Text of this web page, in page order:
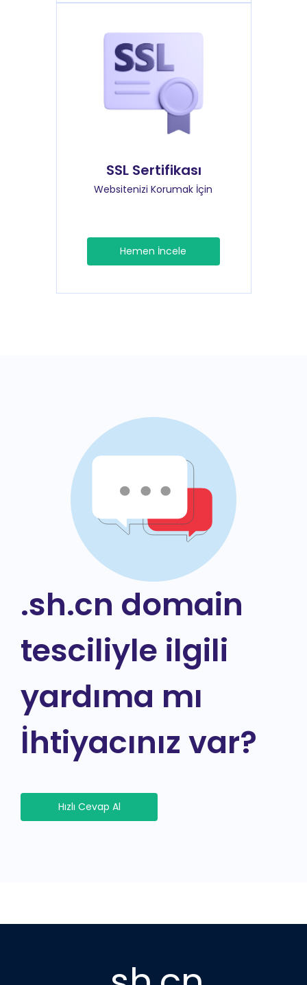
SSL Sertifikası
Websitenizi Korumak İçin
Hemen İncele
.sh.cn domain
tesciliyle ilgili
yardıma mı
İhtiyacınız var?
Hızlı Cevap Al